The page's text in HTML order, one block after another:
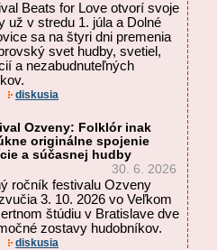
Beats for Love otvorí svoje
už v stredu 1. júla a Dolné
sa na štyri dni premenia
svet hudby, svetiel,
a nezabudnuteľných
diskusia
Ozveny: Folklór inak
originálne spojenie
a súčasnej hudby
30. 6. 2026
ročník festivalu Ozveny
3. 10. 2026 vo Veľkom
štúdiu v Bratislave dve
zostavy hudobníkov.
diskusia